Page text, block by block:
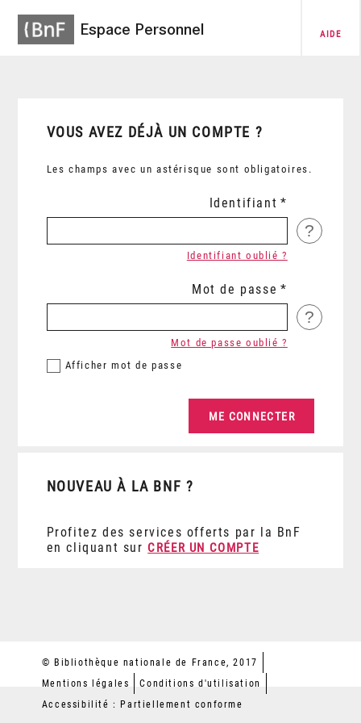
Espace Personnel AIDE
VOUS AVEZ DÉJÀ UN COMPTE ?
Les champs avec un astérisque sont obligatoires.
Identifiant
?
Identifiant oublié ?
Mot de passe
?
Afficher mot de passe
Mot de passe oublié ?
NOUVEAU À LA BNF ?
Profitez des services offerts par la BnF
en cliquant sur CRÉER UN COMPTE
© Bibliothèque nationale de France, 2017
Mentions légales
Conditions d'utilisation
Accessibilité : Partiellement conforme